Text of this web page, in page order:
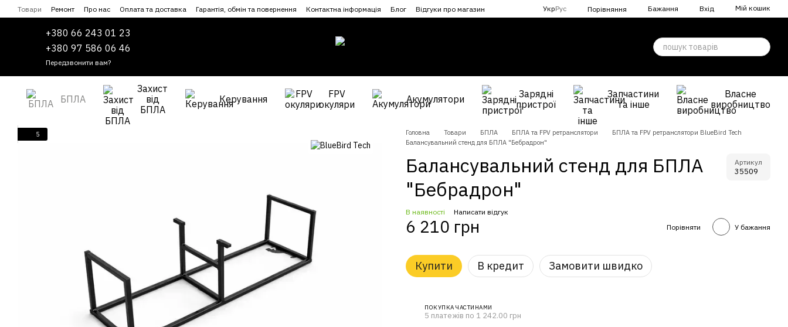
Перейти до основного контенту
Товари Ремонт Про нас Оплата та доставка Гарантія, обмін та повернення Контактна інформація Блог
Відгуки про магазин
Співпраця
Угода користувача
УкрРус Порівняння Бажання Вхід Мій кошик
+380 66 243 01 23
+380 97 586 06 46
Передзвонити вам?
БПЛА
Захист
від
БПЛА
Керування
FPV
окуляри
Акумулятори
Зарядні
пристрої
Запчастини
та інше
Власне
виробництво
5 Головна Товари БПЛА БПЛА та FPV ретранслятори
БПЛА та FPV ретранслятори BlueBird Tech
Балансувальний стенд для БПЛА "Бебрадрон"
Балансувальний стенд для БПЛА
"Бебрадрон"
Артикул
35509
В наявності Написати відгук
6 210 грн Порівняти У бажання
Купити В кредит Замовити швидко
ПОКУПКА ЧАСТИНАМИ
5 платежів по 1 242.00 грн